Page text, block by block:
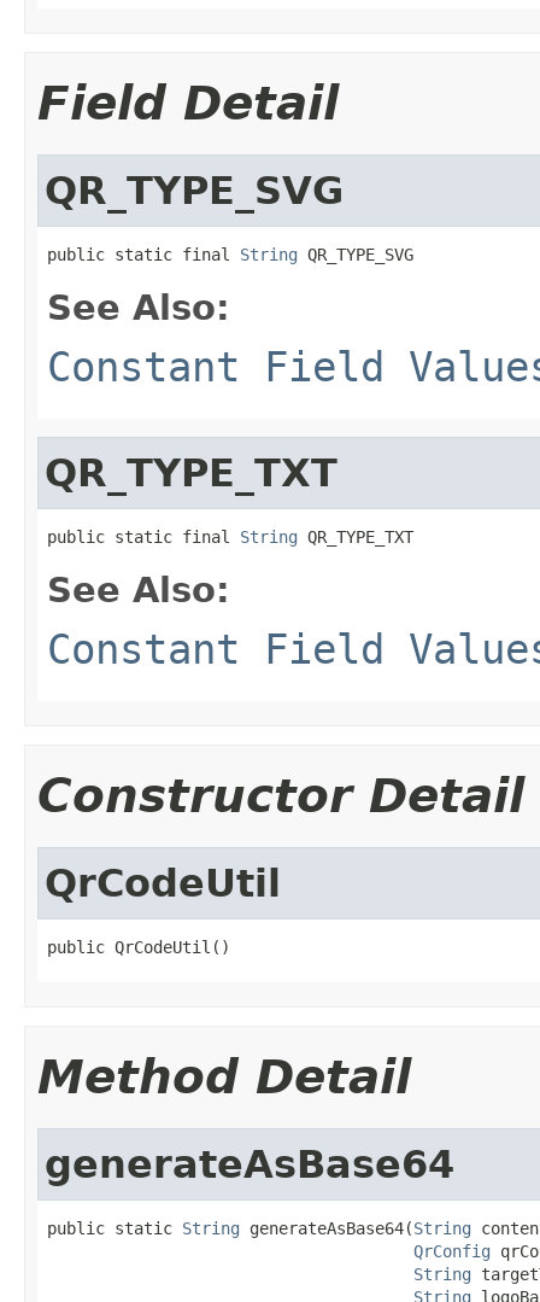
Field Detail
QR_TYPE_SVG
public static final String QR_TYPE_SVG
See Also:
Constant Field
QR_TYPE_TXT
public static final String QR_TYPE_TXT
See Also:
Constant Field
Constructor Detail
QrCodeUtil
public QrCodeUtil()
Method Detail
generateAsBase64
public static String generateAsBase64(String
QrConfig
String
String